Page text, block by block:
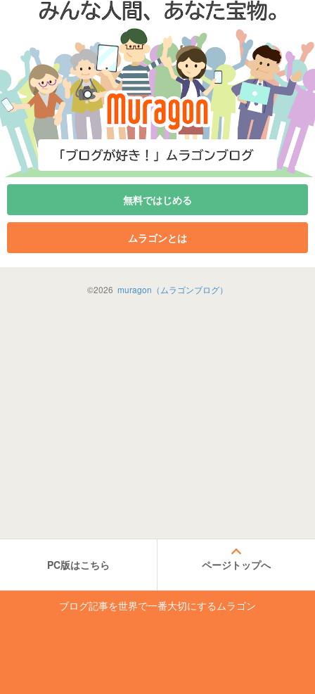
無料ではじめる
ムラゴンとは
©2026 muragon（ムラゴンブログ）
PC版はこちら ページトップへ
ブログ記事を世界で一番大切にするムラゴン